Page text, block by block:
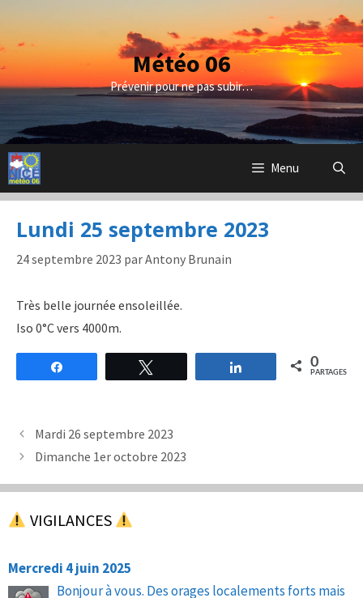
contenu
Météo 06
Prévenir pour ne pas subir…
Menu
Lundi 25 septembre 2023
24 septembre 2023 parAntony Brunain
Très belle journée ensoleillée.
Iso 0°C vers 4000m.
Partagez 0
PARTAGES
Mardi 26 septembre 2023
Dimanche 1er octobre 2023
VIGILANCES
Mercredi 4 juin 2025
Bonjour à vous. Des orages localements forts mais